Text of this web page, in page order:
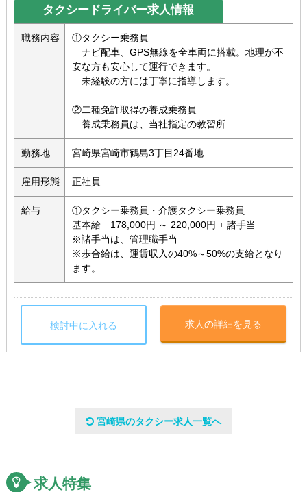
タクシードライバー求人情報
職務内容
①タクシー乗務員
ナビ配車、GPS無線を全車両に搭載。地理が不
安な方も安心して運行できます。
未経験の方には丁寧に指導します。
②二種免許取得の養成乗務員
養成乗務員は、当社指定の教習所...
勤務地 宮崎県宮崎市鶴島3丁目24番地
雇用形態 正社員
給与
①タクシー乗務員・介護タクシー乗務員
基本給 178,000円 ～ 220,000円 + 諸手当
※諸手当は、管理職手当
※歩合給は、運賃収入の40%～50%の支給となり
ます。...
検討中に入れる 求人の詳細を見る
宮崎県のタクシー求人一覧へ
求人特集